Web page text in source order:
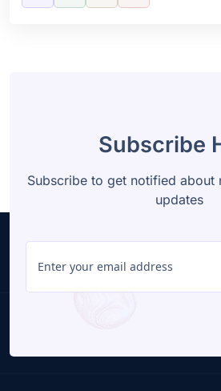
Subscribe
Subscribe to get notified about
updates